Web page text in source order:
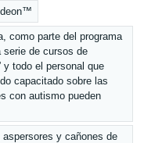
como parte del programa
serie de cursos de
y todo el personal que
capacitado sobre las
con autismo pueden
y cañones de